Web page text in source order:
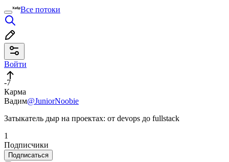
Все потоки
Войти
-7
Карма
Вадим@JuniorNoobie
Затыкатель дыр на проектах: от devops до fullstack
1
Подписчики
Подписаться